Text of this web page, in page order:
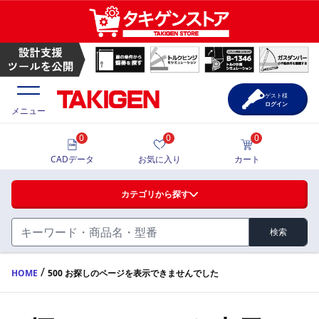
ハンドル・取手・つまみ・周辺機器
FA・A
蝶番・ステー・周辺機器
価格一覧
製品カタログ
メニュー
カテゴリから探す
検索
0
CADデータ
0
お気に入り
0
カート
ゲスト様
ログイン
HOME / 500 お探しのページを表示できませんでした